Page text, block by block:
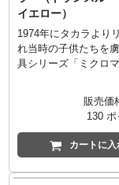
ロノーツたちの偉大な
それがエンペラー！
イエロー）
1974年にタカラより
れ当時の子供たちを
具シリーズ「ミクロ
ツ」という名で展開
ルコミックスからコ
リリースしていた人
ズ。そんなマイクロノ
スーパー7の新たなる
販売価
130
カートに入